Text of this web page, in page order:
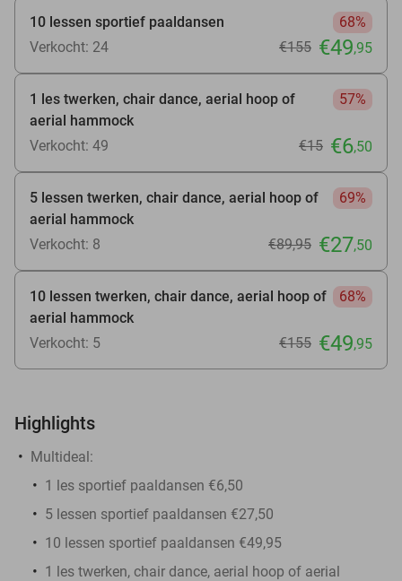
10 lessen sportief paaldansen
68%
Verkocht: 24
€155 €49,95
1 les twerken, chair dance, aerial hoop of
aerial hammock
57%
Verkocht: 49 €15 €6,50
5 lessen twerken, chair dance, aerial hoop of
aerial hammock
69%
Verkocht: 8 €89,95 €27,50
10 lessen twerken, chair dance, aerial hoop of
aerial hammock
68%
Verkocht: 5 €155 €49,95
Highlights
Multideal:
1 les sportief paaldansen €6,50
5 lessen sportief paaldansen €27,50
10 lessen sportief paaldansen €49,95
1 les twerken, chair dance, aerial hoop of aerial